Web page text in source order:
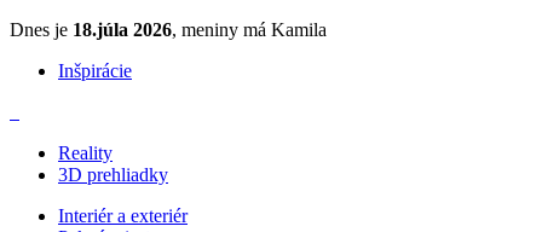
Dnes je 18.júla 2026, meniny má Kamila
Inšpirácie
Reality
3D prehliadky
Interiér a exteriér